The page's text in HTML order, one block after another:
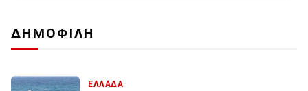
ΔΗΜΟΦΙΛΗ
ΕΛΛΑΔΑ